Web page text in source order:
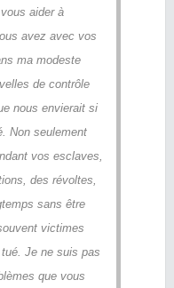
aider à
avez avec vos
ma modeste
de contrôle
nous envierait si
Non seulement
vos esclaves,
des révoltes,
sans être
victimes
Je ne suis pas
que vous